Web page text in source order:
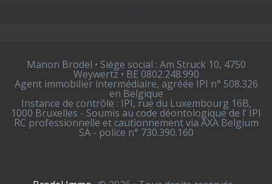
Manon Brodel • Siège social : Am Struck 10, 4750
Weywertz • BE 0802.248.990
Agent immobilier intermédiaire, agréée IPI n° 508.326
en Belgique
Instance de contrôle : IPI, rue du Luxembourg 16B,
1000 Bruxelles - Soumis au code déontologique de l’ IPI
RC professionnelle et cautionnement via AXA Belgium
SA - police n° 730.390.160